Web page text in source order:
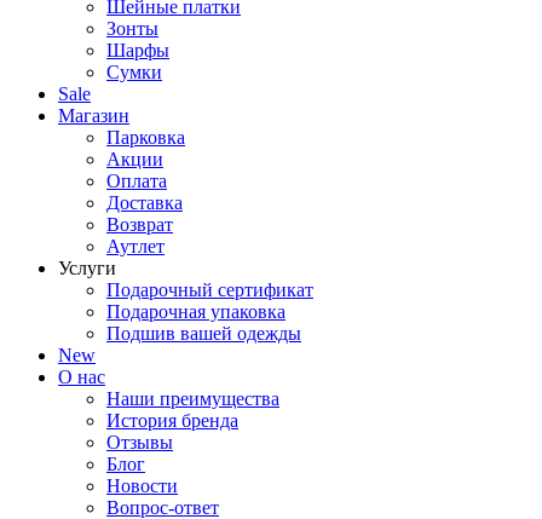
Шейные платки
Зонты
Шарфы
Сумки
Sale
Магазин
Парковка
Акции
Оплата
Доставка
Возврат
Аутлет
Услуги
Подарочный сертификат
Подарочная упаковка
Подшив вашей одежды
New
О нас
Наши преимущества
История бренда
Отзывы
Блог
Новости
Вопрос-ответ